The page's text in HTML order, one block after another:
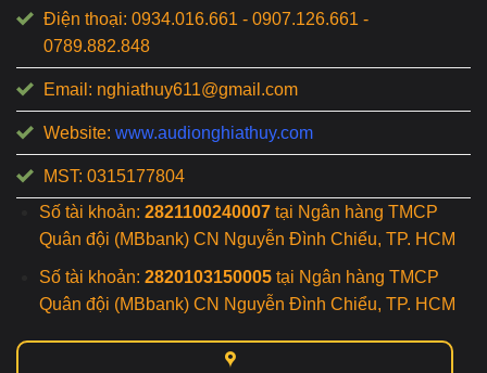
Điện thoại: 0934.016.661 - 0907.126.661 -
0789.882.848
Email: nghiathuy611@gmail.com
Website: www.audionghiathuy.com
MST: 0315177804
Số tài khoản: 2821100240007tại Ngân hàng TMCP
Quân đội (MBbank) CN Nguyễn Đình Chiểu, TP. HCM
Số tài khoản: 2820103150005tại Ngân hàng TMCP
Quân đội (MBbank) CN Nguyễn Đình Chiểu, TP. HCM